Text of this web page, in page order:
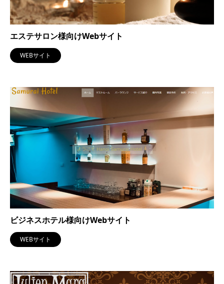
エステサロン様向けWebサイト
WEBサイト
ビジネスホテル様向けWebサイト
WEBサイト